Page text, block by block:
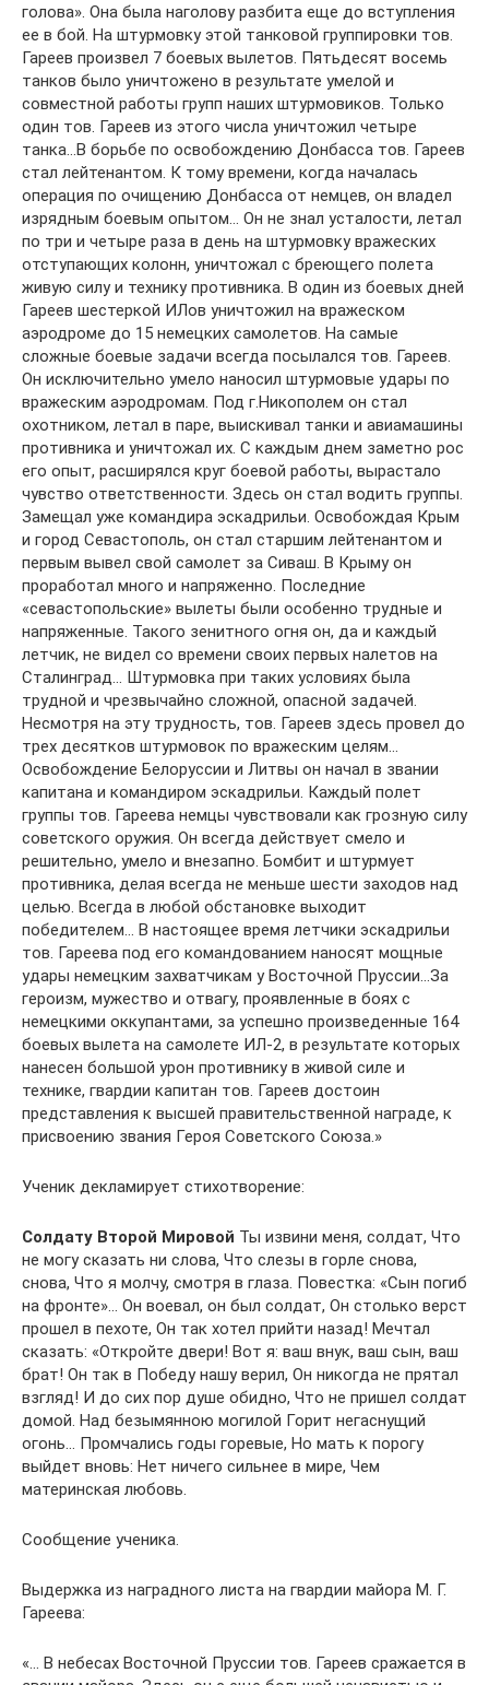
голова». Она была наголову разбита еще до вступления
ее в бой. На штурмовку этой танковой группировки тов.
Гареев произвел 7 боевых вылетов. Пятьдесят восемь
танков было уничтожено в результате умелой и
совместной работы групп наших штурмовиков. Только
один тов. Гареев из этого числа уничтожил четыре
танка…В борьбе по освобождению Донбасса тов. Гареев
стал лейтенантом. К тому времени, когда началась
операция по очищению Донбасса от немцев, он владел
изрядным боевым опытом… Он не знал усталости, летал
по три и четыре раза в день на штурмовку вражеских
отступающих колонн, уничтожал с бреющего полета
живую силу и технику противника. В один из боевых дней
Гареев шестеркой ИЛов уничтожил на вражеском
аэродроме до 15 немецких самолетов. На самые
сложные боевые задачи всегда посылался тов. Гареев.
Он исключительно умело наносил штурмовые удары по
вражеским аэродромам. Под г.Никополем он стал
охотником, летал в паре, выискивал танки и авиамашины
противника и уничтожал их. С каждым днем заметно рос
его опыт, расширялся круг боевой работы, вырастало
чувство ответственности. Здесь он стал водить группы.
Замещал уже командира эскадрильи. Освобождая Крым
и город Севастополь, он стал старшим лейтенантом и
первым вывел свой самолет за Сиваш. В Крыму он
проработал много и напряженно. Последние
«севастопольские» вылеты были особенно трудные и
напряженные. Такого зенитного огня он, да и каждый
летчик, не видел со времени своих первых налетов на
Сталинград… Штурмовка при таких условиях была
трудной и чрезвычайно сложной, опасной задачей.
Несмотря на эту трудность, тов. Гареев здесь провел до
трех десятков штурмовок по вражеским целям…
Освобождение Белоруссии и Литвы он начал в звании
капитана и командиром эскадрильи. Каждый полет
группы тов. Гареева немцы чувствовали как грозную силу
советского оружия. Он всегда действует смело и
решительно, умело и внезапно. Бомбит и штурмует
противника, делая всегда не меньше шести заходов над
целью. Всегда в любой обстановке выходит
победителем… В настоящее время летчики эскадрильи
тов. Гареева под его командованием наносят мощные
удары немецким захватчикам у Восточной Пруссии…За
героизм, мужество и отвагу, проявленные в боях с
немецкими оккупантами, за успешно произведенные 164
боевых вылета на самолете ИЛ-2, в результате которых
нанесен большой урон противнику в живой силе и
технике, гвардии капитан тов. Гареев достоин
представления к высшей правительственной награде, к
присвоению звания Героя Советского Союза.»
Ученик декламирует стихотворение:
Солдату Второй Мировой Ты извини меня, солдат, Что
не могу сказать ни слова, Что слезы в горле снова,
снова, Что я молчу, смотря в глаза. Повестка: «Сын погиб
на фронте»… Он воевал, он был солдат, Он столько верст
прошел в пехоте, Он так хотел прийти назад! Мечтал
сказать: «Откройте двери! Вот я: ваш внук, ваш сын, ваш
брат! Он так в Победу нашу верил, Он никогда не прятал
взгляд! И до сих пор душе обидно, Что не пришел солдат
домой. Над безымянною могилой Горит негаснущий
огонь… Промчались годы горевые, Но мать к порогу
выйдет вновь: Нет ничего сильнее в мире, Чем
материнская любовь.
Сообщение ученика.
Выдержка из наградного листа на гвардии майора М. Г.
Гареева:
«… В небесах Восточной Пруссии тов. Гареев сражается в